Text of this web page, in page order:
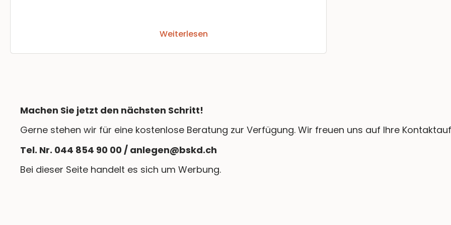
Weiterlesen
Machen Sie jetzt den nächsten Schritt!
Gerne stehen wir für eine kostenlose Beratung zur Verfügung. Wir freuen uns auf Ihre
Tel. Nr. 044 854 90 00 / anlegen@bskd.ch
Bei dieser Seite handelt es sich um Werbung.